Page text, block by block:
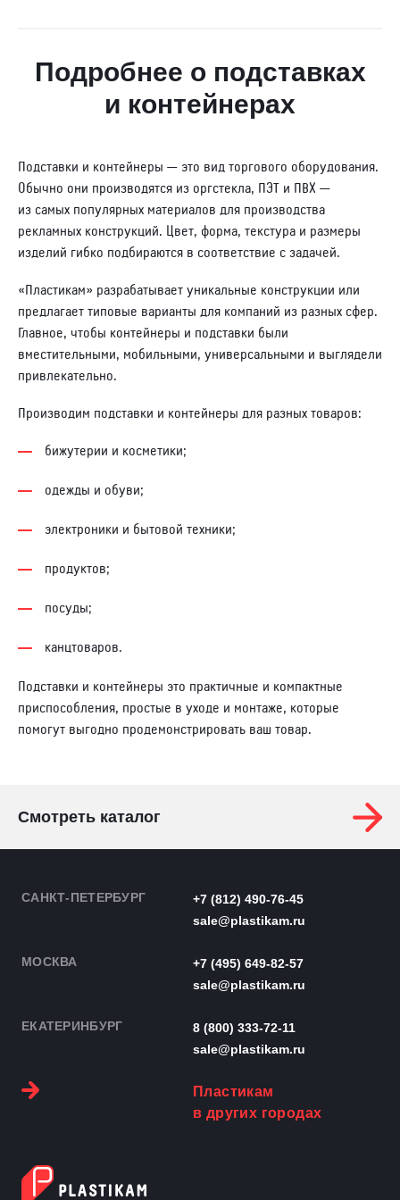
Подробнее о подставках
и контейнерах
Подставки и контейнеры — это вид торгового оборудования.
Обычно они производятся из оргстекла, ПЭТ и ПВХ —
из самых популярных материалов для производства
рекламных конструкций. Цвет, форма, текстура и размеры
изделий гибко подбираются в соответствие с задачей.
«Пластикам» разрабатывает уникальные конструкции или
предлагает типовые варианты для компаний из разных сфер.
Главное, чтобы контейнеры и подставки были
вместительными, мобильными, универсальными и выглядели
привлекательно.
Производим подставки и контейнеры для разных товаров:
бижутерии и косметики;
одежды и обуви;
электроники и бытовой техники;
продуктов;
посуды;
канцтоваров.
Подставки и контейнеры это практичные и компактные
приспособления, простые в уходе и монтаже, которые
помогут выгодно продемонстрировать ваш товар.
Смотреть каталог
САНКТ-ПЕТЕРБУРГ
+7 (812) 490-76-45
sale@plastikam.ru
МОСКВА
+7 (495) 649-82-57
sale@plastikam.ru
ЕКАТЕРИНБУРГ
8 (800) 333-72-11
sale@plastikam.ru
Пластикам
в других городах